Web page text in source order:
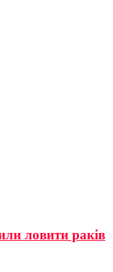
ловити раків